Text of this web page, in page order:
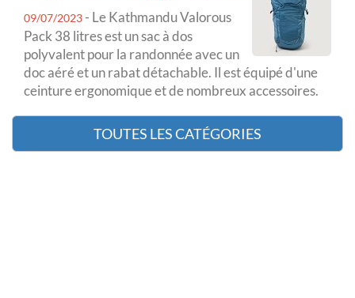
09/07/2023 - Le Kathmandu Valorous
Pack 38 litres est un sac à dos
polyvalent pour la randonnée avec un
doc aéré et un rabat détachable. Il est équipé d'une
ceinture ergonomique et de nombreux accessoires.
TOUTES LES CATÉGORIES